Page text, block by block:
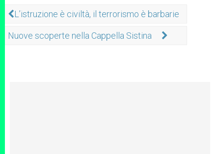
L’istruzione è civiltà, il terrorismo è barbarie
Nuove scoperte nella Cappella Sistina